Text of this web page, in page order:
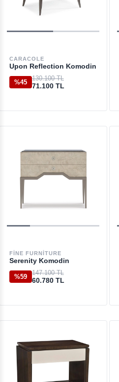
CARACOLE
Upon Reflection Komodin
%45
130.100 TL
71.100 TL
FINE FURNITURE
Serenity Komodin
%59
147.100 TL
60.780 TL